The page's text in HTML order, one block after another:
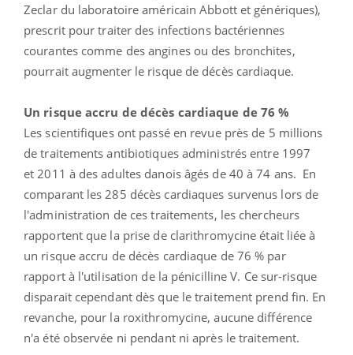
Zeclar du laboratoire américain Abbott et génériques),
prescrit pour traiter des infections bactériennes
courantes comme des angines ou des bronchites,
pourrait augmenter le risque de décès cardiaque.
Un risque accru de décès cardiaque de 76 %
Les scientifiques ont passé en revue près de 5 millions
de traitements antibiotiques administrés entre 1997
et 2011 à des adultes danois âgés de 40 à 74 ans. En
comparant les 285 décès cardiaques survenus lors de
l'administration de ces traitements, les chercheurs
rapportent que la prise de clarithromycine était liée à
un risque accru de décès cardiaque de 76 % par
rapport à l'utilisation de la pénicilline V. Ce sur-risque
disparait cependant dès que le traitement prend fin. En
revanche, pour la roxithromycine, aucune différence
n'a été observée ni pendant ni après le traitement.